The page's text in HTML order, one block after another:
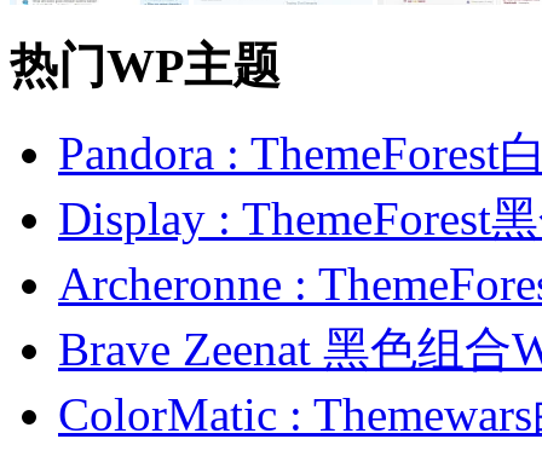
热门WP主题
Pandora : ThemeForest
Display : ThemeForest
Archeronne :
Brave Zeenat 黑色组合
ColorMatic :